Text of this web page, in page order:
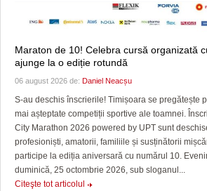
Maraton de 10! Celebra cursă organizată
ajunge la o ediție rotundă
06 august 2026 de: Daniel Neacșu
S-au deschis înscrierile! Timișoara se pregătește
mai așteptate competiții sportive ale toamnei.
City Marathon 2026 powered by UPT sunt
profesioniști, amatorii, familiile și susținătorii
participe la ediția aniversară cu numărul 10.
duminică, 25 octombrie 2026, sub sloganul...
Citeşte tot articolul